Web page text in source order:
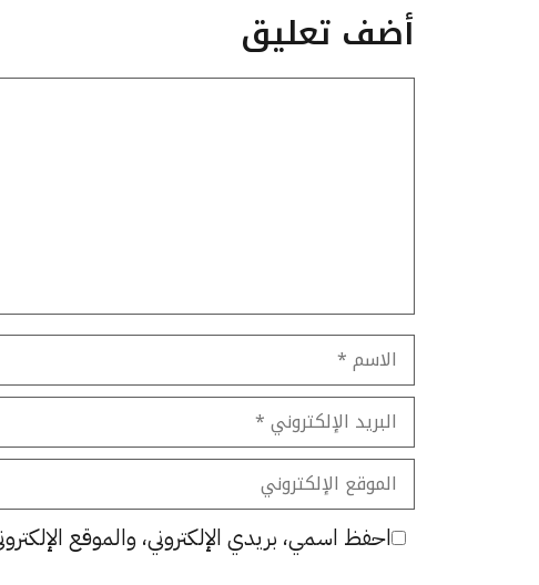
أضف تعليق
الاسم
البريد
الإلكتروني
الموقع
الإلكتروني
احفظ اسمي، بريدي الإلكتروني، والموقع